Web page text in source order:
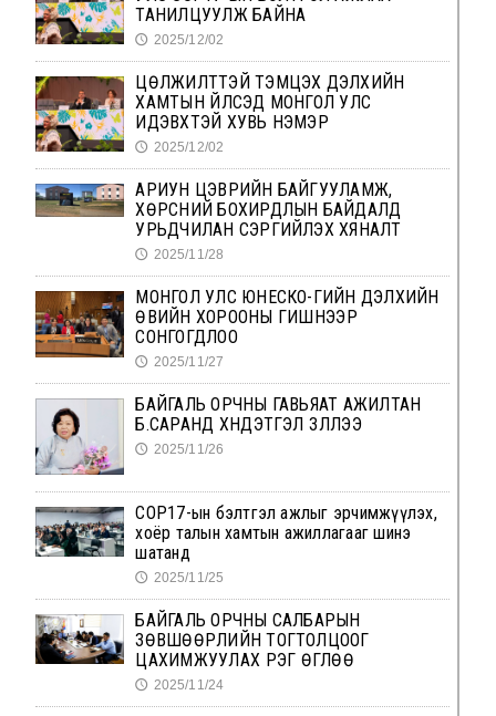
ТАНИЛЦУУЛЖ БАЙНА
🕔 2025/12/02
ЦӨЛЖИЛТТЭЙ ТЭМЦЭХ ДЭЛХИЙН
ХАМТЫН ҮЙЛСЭД МОНГОЛ УЛС
ИДЭВХТЭЙ ХУВЬ НЭМЭР
🕔 2025/12/02
АРИУН ЦЭВРИЙН БАЙГУУЛАМЖ,
ХӨРСНИЙ БОХИРДЛЫН БАЙДАЛД
УРЬДЧИЛАН СЭРГИЙЛЭХ ХЯНАЛТ
🕔 2025/11/28
МОНГОЛ УЛС ЮНЕСКО-ГИЙН ДЭЛХИЙН
ӨВИЙН ХОРООНЫ ГИШҮҮНЭЭР
СОНГОГДЛОО
🕔 2025/11/27
БАЙГАЛЬ ОРЧНЫ ГАВЬЯАТ АЖИЛТАН
Б.САРАНД ХҮНДЭТГЭЛ ҮЗҮҮЛЛЭЭ
🕔 2025/11/26
COP17-ын бэлтгэл ажлыг эрчимжүүлэх,
хоёр талын хамтын ажиллагааг шинэ
шатанд
🕔 2025/11/25
БАЙГАЛЬ ОРЧНЫ САЛБАРЫН
ЗӨВШӨӨРЛИЙН ТОГТОЛЦООГ
ЦАХИМЖУУЛАХ ҮҮРЭГ ӨГЛӨӨ
🕔 2025/11/24